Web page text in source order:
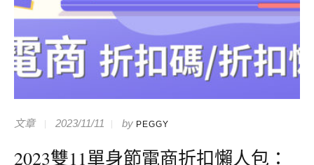
文章 2023/11/11 by PEGGY
2023雙11單身節電商折扣懶人包：